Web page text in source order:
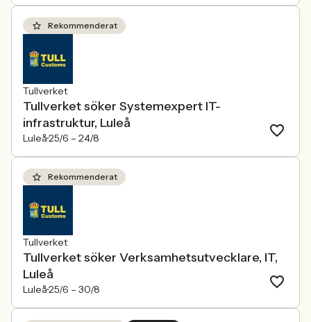
Rekommenderat
Tullverket
Tullverket söker Systemexpert IT-
infrastruktur, Luleå
Luleå25/6 – 24/8
Rekommenderat
Tullverket
Tullverket söker Verksamhetsutvecklare, IT,
Luleå
Luleå25/6 – 30/8